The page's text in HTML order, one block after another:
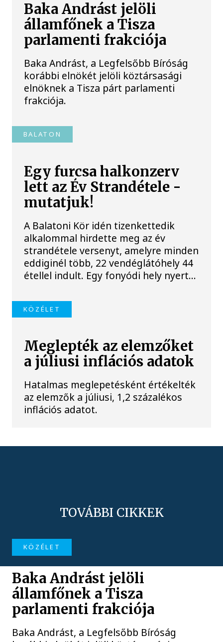
Baka Andrást jelöli
államfőnek a Tisza
parlamenti frakciója
Baka Andrást, a Legfelsőbb Bíróság
korábbi elnökét jelöli köztársasági
elnöknek a Tisza párt parlamenti
frakciója.
BALATON
Egy furcsa halkonzerv
lett az Év Strandétele -
mutatjuk!
A Balatoni Kör idén tizenkettedik
alkalommal hirdette meg az év
strandétele versenyt, amelyre minden
eddiginél több, 22 vendéglátóhely 44
étellel indult. Egy fonyódi hely nyert...
KÖZÉLET
Meglepték az elemzőket
a júliusi inflációs adatok
Hatalmas meglepetésként értékelték
az elemzők a júliusi, 1,2 százalékos
inflációs adatot.
TOVÁBBI CIKKEK
KÖZÉLET
Baka Andrást jelöli
államfőnek a Tisza
parlamenti frakciója
Baka Andrást, a Legfelsőbb Bíróság